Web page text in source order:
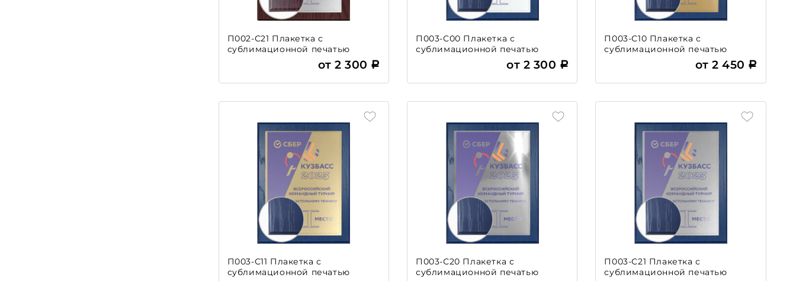
П002-С21 Плакетка с
сублимационной печатью
от 2 300
П003-С00 Плакетка с
сублимационной печатью
от 2 300
П003-С10 Плакетка с
сублимационной печатью
от 2 450
П003-С11 Плакетка с
сублимационной печатью
П003-С20 Плакетка с
сублимационной печатью
П003-С21 Плакетка с
сублимационной печатью